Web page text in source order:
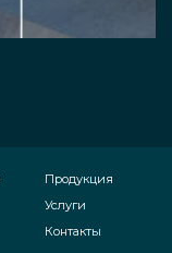
Продукция
Услуги
Контакты